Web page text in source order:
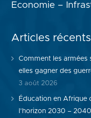
Economie –
Articles récents
Comment les armées
elles gagner des
3 août 2026
Éducation en Afrique
l’horizon 2030 –